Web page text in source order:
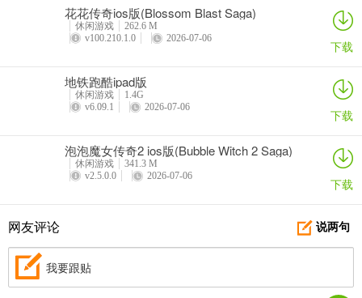
来到右侧画面，点击收取人偶身上的衣服，以及旁边的警示栏，回到
左侧画面，先把警示栏放在洞口前面，然后穿上衣服，点击警示栏，
来到右侧画面，点击左边的柜子，拾取锤子，回到左侧画面，对墙壁
点击拾取左侧画面中位于下方的一堆草，来到右侧画面，打翻垃圾
椅子，悠哉的等人过来抓，过关
第20关：
花花传奇ios版(Blossom Blast Saga)
休闲游戏
262.6 M
v100.210.1.0
2026-07-06 下载
地铁跑酷ipad版
休闲游戏
1.4G
v6.09.1
2026-07-06 下载
泡泡魔女传奇2 ios版(Bubble Witch 2 Saga)
休闲游戏
341.3 M
v2.5.0.0
2026-07-06 下载
说两句
网友评论
我要跟贴